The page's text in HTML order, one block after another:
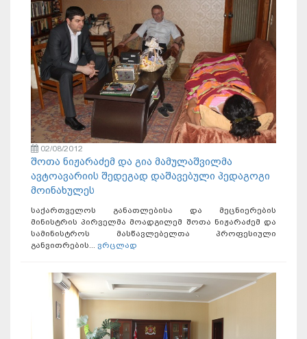
02/08/2012
შოთა ნიჟარაძემ და გია მამულაშვილმა
ავტოავარიის შედეგად დაშავებული პედაგოგი
მოინახულეს
საქართველოს განათლებისა და მეცნიერების
მინისტრის პირველმა მოადგილემ შოთა ნიჟარაძემ და
სამინისტროს მასწავლებელთა პროფესიული
განვითრების... ვრცლად